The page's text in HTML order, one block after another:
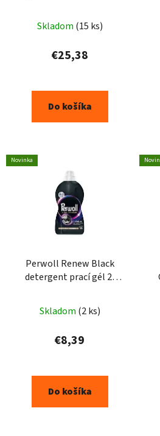
Skladom (15 ks)
€25,38
Do košíka
Novinka
Perwoll Renew Black
detergent prací gél 2l
Skladom (2 ks)
€8,39
Do košíka